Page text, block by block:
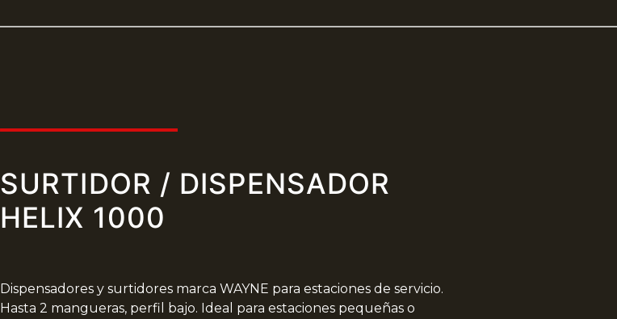
SURTIDOR / DISPENSADOR
HELIX 1000
Dispensadores y surtidores marca WAYNE para estaciones de servicio.
Hasta 2 mangueras, perfil bajo. Ideal para estaciones pequeñas o